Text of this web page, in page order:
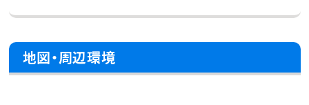
地図・周辺環境